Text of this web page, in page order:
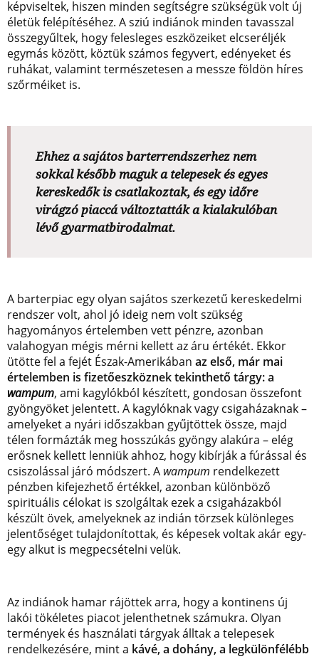
képviseltek, hiszen minden segítségre szükségük volt új
életük felépítéséhez. A sziú indiánok minden tavasszal
összegyűltek, hogy felesleges eszközeiket elcseréljék
egymás között, köztük számos fegyvert, edényeket és
ruhákat, valamint természetesen a messze földön híres
szőrméiket is.
Ehhez a sajátos barterrendszerhez nem
sokkal később maguk a telepesek és egyes
kereskedők is csatlakoztak, és egy időre
virágzó piaccá változtatták a kialakulóban
lévő gyarmatbirodalmat.
A barterpiac egy olyan sajátos szerkezetű kereskedelmi
rendszer volt, ahol jó ideig nem volt szükség
hagyományos értelemben vett pénzre, azonban
valahogyan mégis mérni kellett az áru értékét. Ekkor
ütötte fel a fejét Észak-Amerikában az első, már mai
értelemben is fizetőeszköznek tekinthető tárgy: a
wampum, ami kagylókból készített, gondosan összefont
gyöngyöket jelentett. A kagylóknak vagy csigaházaknak –
amelyeket a nyári időszakban gyűjtöttek össze, majd
télen formázták meg hosszúkás gyöngy alakúra – elég
erősnek kellett lenniük ahhoz, hogy kibírják a fúrással és
csiszolással járó módszert. A wampum rendelkezett
pénzben kifejezhető értékkel, azonban különböző
spirituális célokat is szolgáltak ezek a csigaházakból
készült övek, amelyeknek az indián törzsek különleges
jelentőséget tulajdonítottak, és képesek voltak akár egy-
egy alkut is megpecsételni velük.
Az indiánok hamar rájöttek arra, hogy a kontinens új
lakói tökéletes piacot jelenthetnek számukra. OIyan
termények és használati tárgyak álltak a telepesek
rendelkezésére, mint a kávé, a dohány, a legkülönfélébb